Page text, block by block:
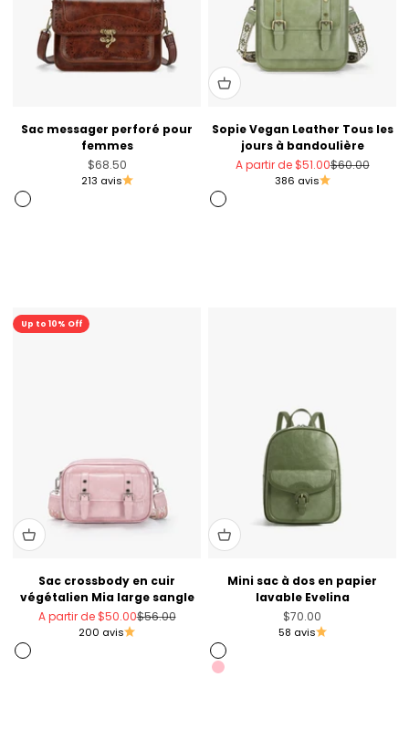
Sac messager perforé pour
femmes
Prix de vente
$68.50
213 avis
Brandy brun
Sopie Vegan Leather Tous les
jours à bandoulière
Prix de vente
A partir de $51.00Prix normal
$60.00
386 avis
Vert
Up to 10% Off
Promo
Sac crossbody en cuir
végétalien Mia large sangle
Prix de vente
A partir de $50.00Prix normal
$56.00
200 avis
Rose
Mini sac à dos en papier
lavable Evelina
Prix de vente
$70.00
58 avis
Olive Green
Pink